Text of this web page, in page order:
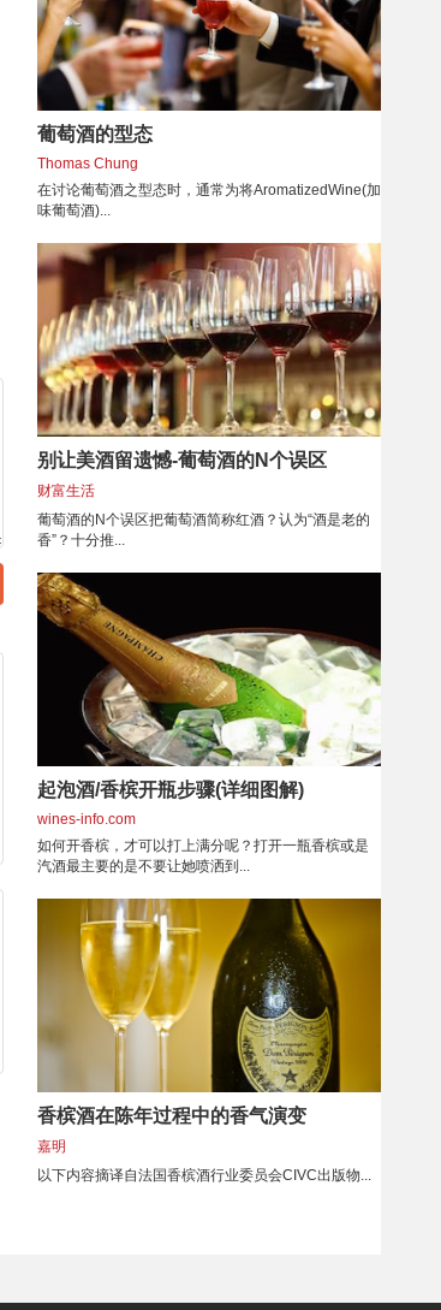
葡萄酒的型态
Thomas Chung
在讨论葡萄酒之型态时，通常为将AromatizedWine(加
味葡萄酒)...
别让美酒留遗憾-葡萄酒的N个误区
财富生活
葡萄酒的N个误区把葡萄酒简称红酒？认为“酒是老的
香”？十分推...
起泡酒/香槟开瓶步骤(详细图解)
wines-info.com
如何开香槟，才可以打上满分呢？打开一瓶香槟或是
汽酒最主要的是不要让她喷洒到...
香槟酒在陈年过程中的香气演变
嘉明
以下内容摘译自法国香槟酒行业委员会CIVC出版物...